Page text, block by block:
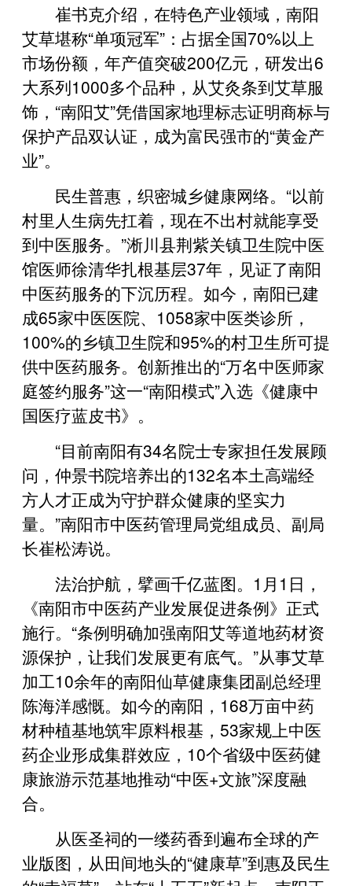
崔书克介绍，在特色产业领域，南阳
艾草堪称“单项冠军”：占据全国70%以上
市场份额，年产值突破200亿元，研发出6
大系列1000多个品种，从艾灸条到艾草服
饰，“南阳艾”凭借国家地理标志证明商标与
保护产品双认证，成为富民强市的“黄金产
业”。
民生普惠，织密城乡健康网络。“以前
村里人生病先扛着，现在不出村就能享受
到中医服务。”淅川县荆紫关镇卫生院中医
馆医师徐清华扎根基层37年，见证了南阳
中医药服务的下沉历程。如今，南阳已建
成65家中医医院、1058家中医类诊所，
100%的乡镇卫生院和95%的村卫生所可提
供中医药服务。创新推出的“万名中医师家
庭签约服务”这一“南阳模式”入选《健康中
国医疗蓝皮书》。
“目前南阳有34名院士专家担任发展顾
问，仲景书院培养出的132名本土高端经
方人才正成为守护群众健康的坚实力
量。”南阳市中医药管理局党组成员、副局
长崔松涛说。
法治护航，擘画千亿蓝图。1月1日，
《南阳市中医药产业发展促进条例》正式
施行。“条例明确加强南阳艾等道地药材资
源保护，让我们发展更有底气。”从事艾草
加工10余年的南阳仙草健康集团副总经理
陈海洋感慨。如今的南阳，168万亩中药
材种植基地筑牢原料根基，53家规上中医
药企业形成集群效应，10个省级中医药健
康旅游示范基地推动“中医+文旅”深度融
合。
从医圣祠的一缕药香到遍布全球的产
业版图，从田间地头的“健康草”到惠及民生